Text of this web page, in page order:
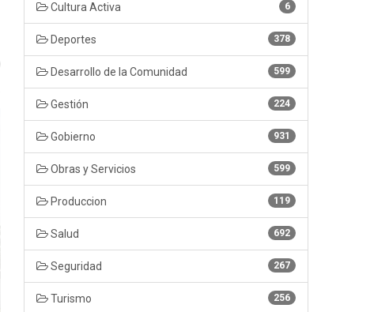
6
Cultura Activa
378
Deportes
599
Desarrollo de la Comunidad
224
Gestión
931
Gobierno
599
Obras y Servicios
119
Produccion
692
Salud
267
Seguridad
256
Turismo